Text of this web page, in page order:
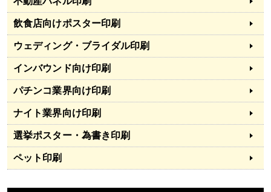
飲食店向けポスター印刷
ウェディング・ブライダル印刷
インバウンド向け印刷
パチンコ業界向け印刷
ナイト業界向け印刷
選挙ポスター・為書き印刷
ペット印刷